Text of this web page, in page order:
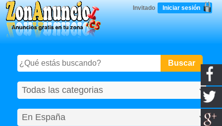
Invitado Iniciar sesión